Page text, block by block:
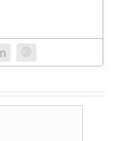
Website